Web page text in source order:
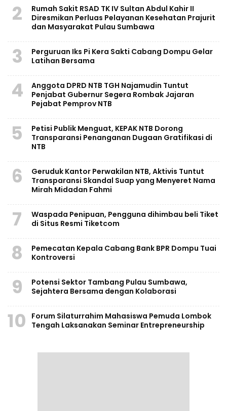
2
Rumah Sakit RSAD TK IV Sultan Abdul Kahir II
Diresmikan Perluas Pelayanan Kesehatan Prajurit
dan Masyarakat Pulau Sumbawa
3
Perguruan Iks Pi Kera Sakti Cabang Dompu Gelar
Latihan Bersama
4
Anggota DPRD NTB TGH Najamudin Tuntut
Penjabat Gubernur Segera Rombak Jajaran
Pejabat Pemprov NTB
5
Petisi Publik Menguat, KEPAK NTB Dorong
Transparansi Penanganan Dugaan Gratifikasi di
NTB
6
Geruduk Kantor Perwakilan NTB, Aktivis Tuntut
Transparansi Skandal Suap yang Menyeret Nama
Mirah Midadan Fahmi
7
Waspada Penipuan, Pengguna dihimbau beli Tiket
di Situs Resmi Tiketcom
8
Pemecatan Kepala Cabang Bank BPR Dompu Tuai
Kontroversi
9
Potensi Sektor Tambang Pulau Sumbawa,
Sejahtera Bersama dengan Kolaborasi
10
Forum Silaturrahim Mahasiswa Pemuda Lombok
Tengah Laksanakan Seminar Entrepreneurship